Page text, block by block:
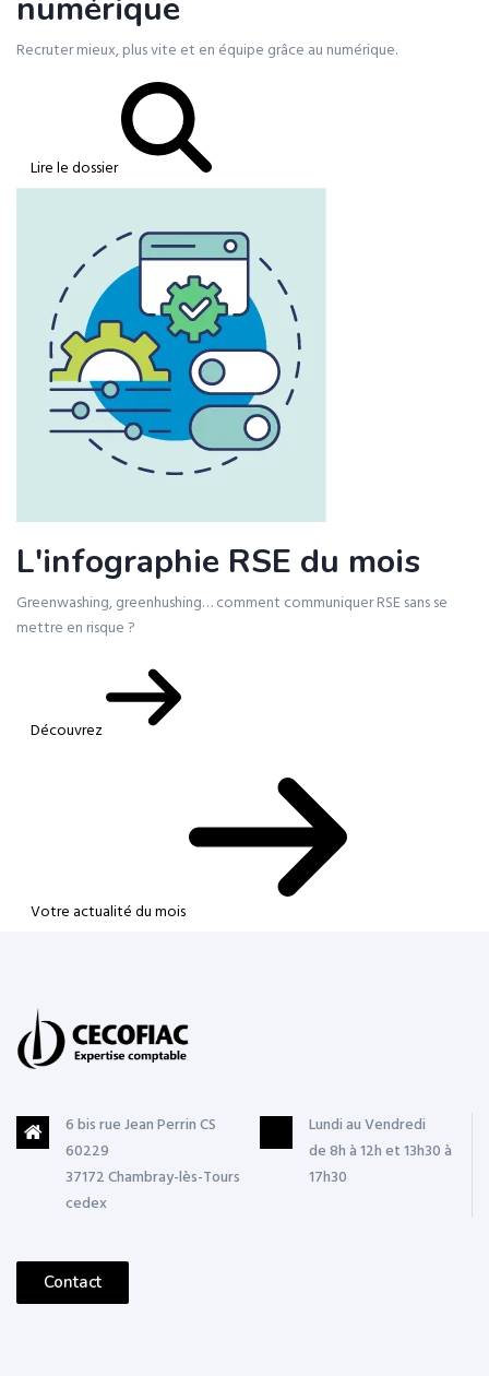
numérique
Recruter mieux, plus vite et en équipe grâce au numérique.
Lire le dossier
L'infographie RSE du mois
Greenwashing, greenhushing… comment communiquer RSE sans se
mettre en risque ?
Découvrez
Votre actualité du mois
6 bis rue Jean Perrin CS
60229
37172 Chambray-lès-Tours
cedex
Lundi au Vendredi
de 8h à 12h et 13h30 à
17h30
Contact